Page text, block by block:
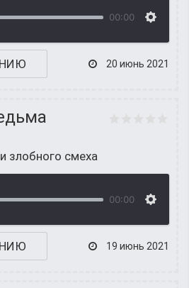
00:00
20 июнь 2021
злобного смеха
00:00
19 июнь 2021